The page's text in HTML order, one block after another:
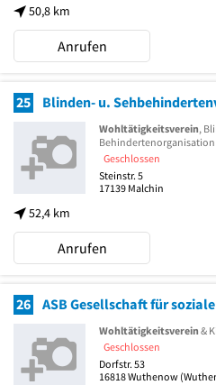
50,8 km
Anrufen
25
52,4 km
Wohltätigkeitsverein,
Behindertenorganisation
Geschlossen
Steinstr. 5
17139 Malchin
Anrufen
26
Wohltätigkeitsverein &
Geschlossen
Dorfstr. 53
16818Wuthenow